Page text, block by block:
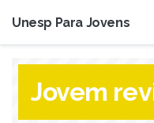
Unesp Para Jovens
Jovem